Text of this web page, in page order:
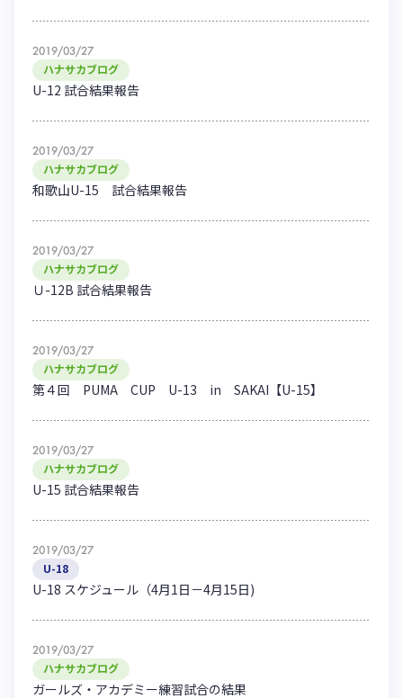
2019/03/27
ハナサカブログ
U-12 試合結果報告
2019/03/27
ハナサカブログ
和歌山U-15 試合結果報告
2019/03/27
ハナサカブログ
Ｕ-12B 試合結果報告
2019/03/27
ハナサカブログ
第４回 PUMA CUP U-13 in SAKAI【U-15】
2019/03/27
ハナサカブログ
U-15 試合結果報告
2019/03/27
U-18
U-18 スケジュール（4月1日－4月15日)
2019/03/27
ハナサカブログ
ガールズ・アカデミー練習試合の結果